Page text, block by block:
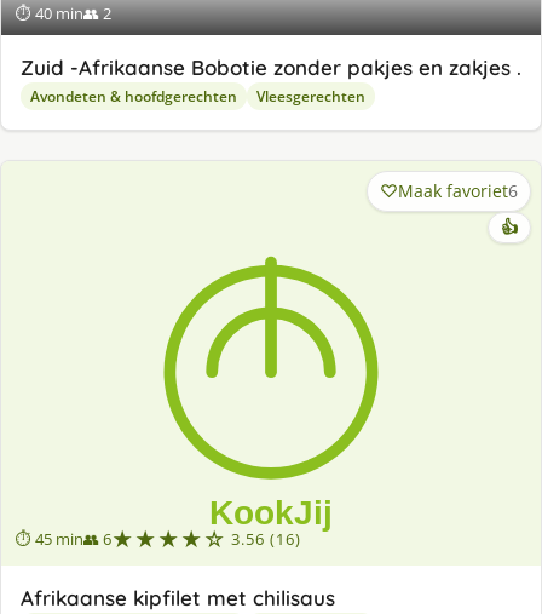
⏱ 40 min👥 2
Zuid -Afrikaanse Bobotie zonder pakjes en zakjes .
Avondeten & hoofdgerechten Vleesgerechten
⏱ 45 min👥 6★★★★☆ 3.56 (16)
Maak favoriet6
👍
Afrikaanse kipfilet met chilisaus